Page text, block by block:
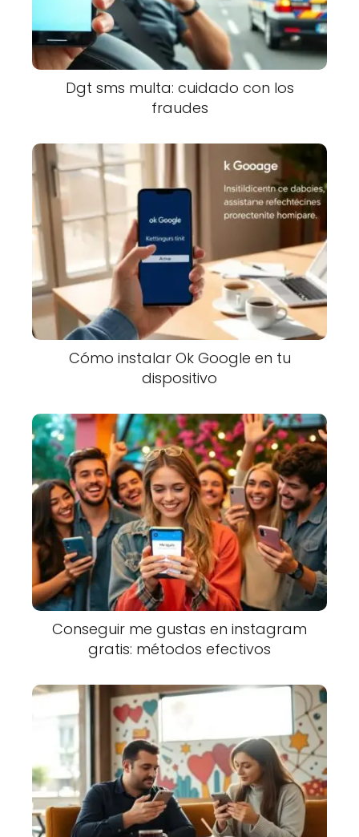
Dgt sms multa: cuidado con los
fraudes
Cómo instalar Ok Google en tu
dispositivo
Conseguir me gustas en instagram
gratis: métodos efectivos